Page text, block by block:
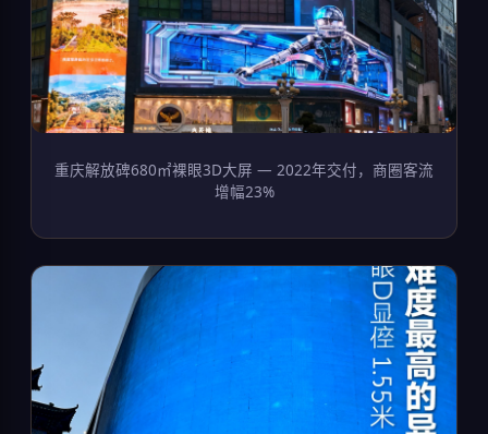
重庆解放碑680㎡裸眼3D大屏 — 2022年交付，商圈客流
增幅23%